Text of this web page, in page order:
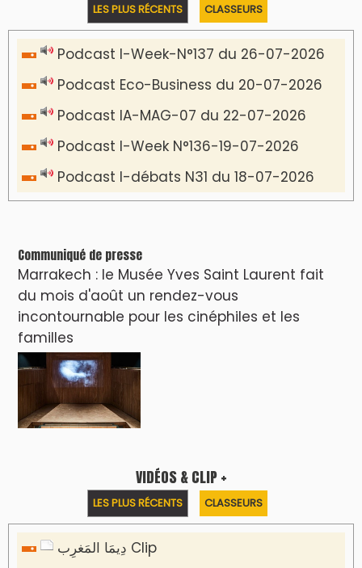
LES PLUS RÉCENTS CLASSEURS
Podcast I-Week-N°137 du 26-07-2026
Podcast Eco-Business du 20-07-2026
Podcast IA-MAG-07 du 22-07-2026
Podcast I-Week N°136-19-07-2026
Podcast I-débats N31 du 18-07-2026
Communiqué de presse
Marrakech : le Musée Yves Saint Laurent fait
du mois d'août un rendez-vous
incontournable pour les cinéphiles et les
familles
VIDÉOS & CLIP +
LES PLUS RÉCENTS CLASSEURS
دِيمَا المَغرِب Clip